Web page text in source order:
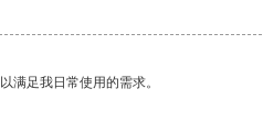
满足我日常使用的需求。